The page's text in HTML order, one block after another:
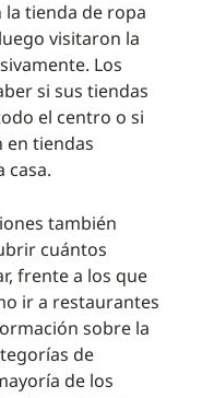
tienda de ropa
visitaron la
Los
si sus tiendas
el centro o si
en tiendas
casa.
también
cuántos
frente a los que
ir a restaurantes
sobre la
de
de los